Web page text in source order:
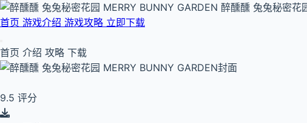
醉醺醺 兔兔秘密花
首页 游戏介绍 游戏攻略 立即下载
首页 介绍 攻略 下载
9.5 评分